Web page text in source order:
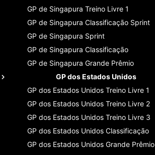
GP de Singapura Treino Livre 1
GP de Singapura Classificaçāo Sprint
GP de Singapura Sprint
GP de Singapura Classificaçāo
GP de Singapura Grande Prêmio
GP dos Estados Unidos
GP dos Estados Unidos Treino Livre 1
GP dos Estados Unidos Treino Livre 2
GP dos Estados Unidos Treino Livre 3
GP dos Estados Unidos Classificaçāo
GP dos Estados Unidos Grande Prêmio